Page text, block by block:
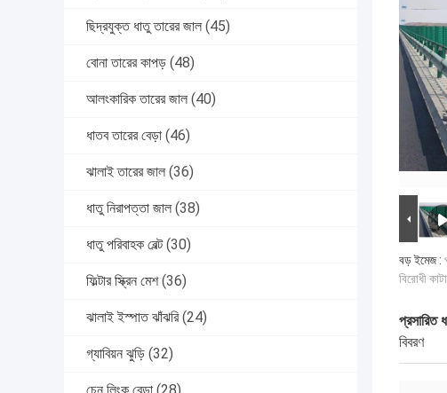
ছিদ্রযুক্ত ধাতু তারের জাল (45)
বোনা তারের কাপড় (48)
আলংকারিক তারের জাল (40)
ধাতব তারের বেড়া (46)
ঝালাই তারের জাল (36)
ধাতু নিরাপত্তা জাল (38)
ধাতু পরিবাহক বেল্ট (30)
ফিল্টার স্ক্রিন মেশ (36)
ঝালাই ইস্পাত ঝাঁঝরি (24)
গ্যাবিয়ন ঝুড়ি (32)
বড় ইমেজ :
বিরোধী
প্রসারিত
বিবরণ